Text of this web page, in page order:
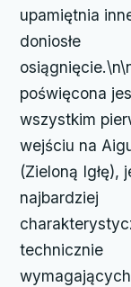
upamiętnia
doniosłe
poświęcona
wszystkim
wejściu na
(Zieloną Igłę),
najbardziej
technicznie
wymagających